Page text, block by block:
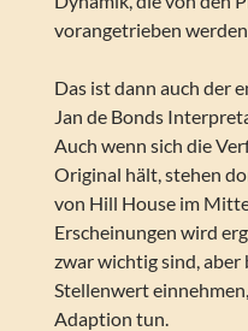
vorangetrieben
Das ist dann auch der
Jan de Bonds
Auch wenn sich die
Original hält, stehen
von Hill House im
Erscheinungen wird
zwar wichtig sind,
Stellenwert
Adaption tun.